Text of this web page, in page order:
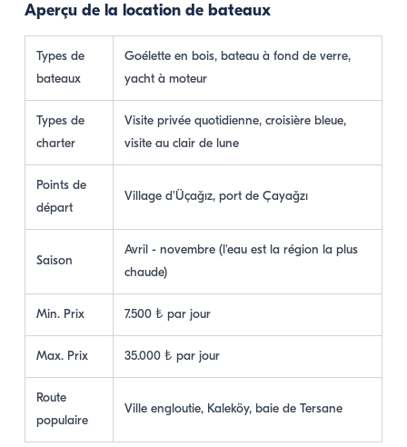
Aperçu de la location de bateaux
Types de
bateaux
Goélette en bois, bateau à fond de verre,
yacht à moteur
Types de
charter
Visite privée quotidienne, croisière bleue,
visite au clair de lune
Points de
départ
Village d'Üçağız, port de Çayağzı
Saison
Avril - novembre (l'eau est la région la plus
chaude)
Min. Prix 7.500 ₺ par jour
Max. Prix 35.000 ₺ par jour
Route
populaire
Ville engloutie, Kaleköy, baie de Tersane